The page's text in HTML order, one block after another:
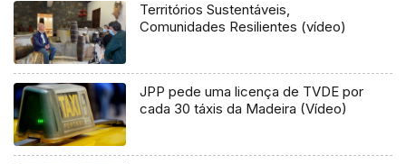
Territórios Sustentáveis,
Comunidades Resilientes (vídeo)
JPP pede uma licença de TVDE por
cada 30 táxis da Madeira (Vídeo)